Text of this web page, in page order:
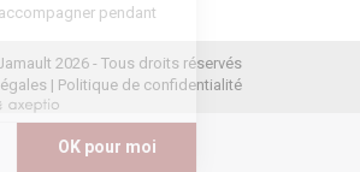
bien vous accompagner pendant
?
certifiés par
Je choisis
2026 - Tous droits réservés
| Politique de confidentialité